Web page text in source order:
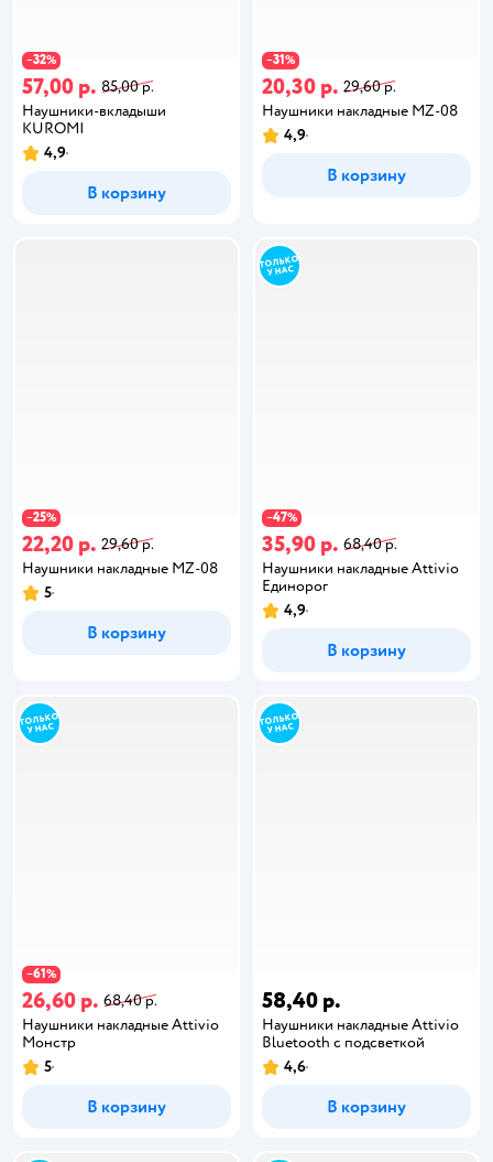
−32%
57,00 р. 85,00 р.
Наушники-вкладыши
KUROMI
4,9
В корзину
−31%
20,30 р. 29,60 р.
Наушники накладные MZ-08
4,9
В корзину
−25%
22,20 р. 29,60 р.
Наушники накладные MZ-08
5
В корзину
−47%
35,90 р. 68,40 р.
Наушники накладные Attivio
Единорог
4,9
В корзину
−61%
26,60 р. 68,40 р.
Наушники накладные Attivio
Монстр
5
В корзину
58,40 р.
Наушники накладные Attivio
Bluetooth с подсветкой
4,6
В корзину